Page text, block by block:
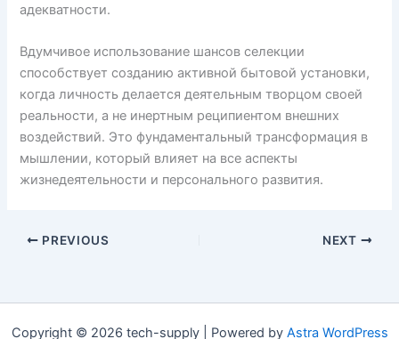
адекватности.
Вдумчивое использование шансов селекции
способствует созданию активной бытовой установки,
когда личность делается деятельным творцом своей
реальности, а не инертным реципиентом внешних
воздействий. Это фундаментальный трансформация в
мышлении, который влияет на все аспекты
жизнедеятельности и персонального развития.
PREVIOUS NEXT
Copyright © 2026 tech-supply | Powered by Astra WordPress